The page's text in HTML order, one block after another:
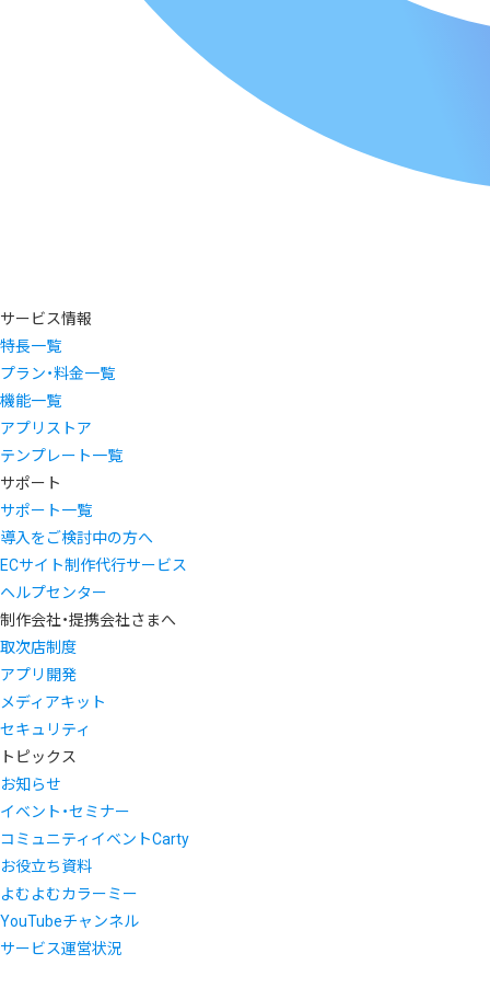
サービス情報
特長一覧
プラン・料金一覧
機能一覧
アプリストア
テンプレート一覧
サポート
サポート一覧
導入をご検討中の方へ
ECサイト制作代行サービス
ヘルプセンター
制作会社・提携会社さまへ
取次店制度
アプリ開発
メディアキット
セキュリティ
トピックス
お知らせ
イベント・セミナー
コミュニティイベントCarty
お役立ち資料
よむよむカラーミー
YouTubeチャンネル
サービス運営状況